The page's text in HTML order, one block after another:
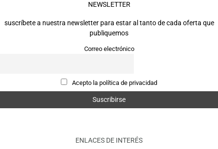
NEWSLETTER
suscríbete a nuestra newsletter para estar al tanto de cada oferta que
publiquemos
Correo electrónico
Acepto la política de privacidad
ENLACES DE INTERÉS